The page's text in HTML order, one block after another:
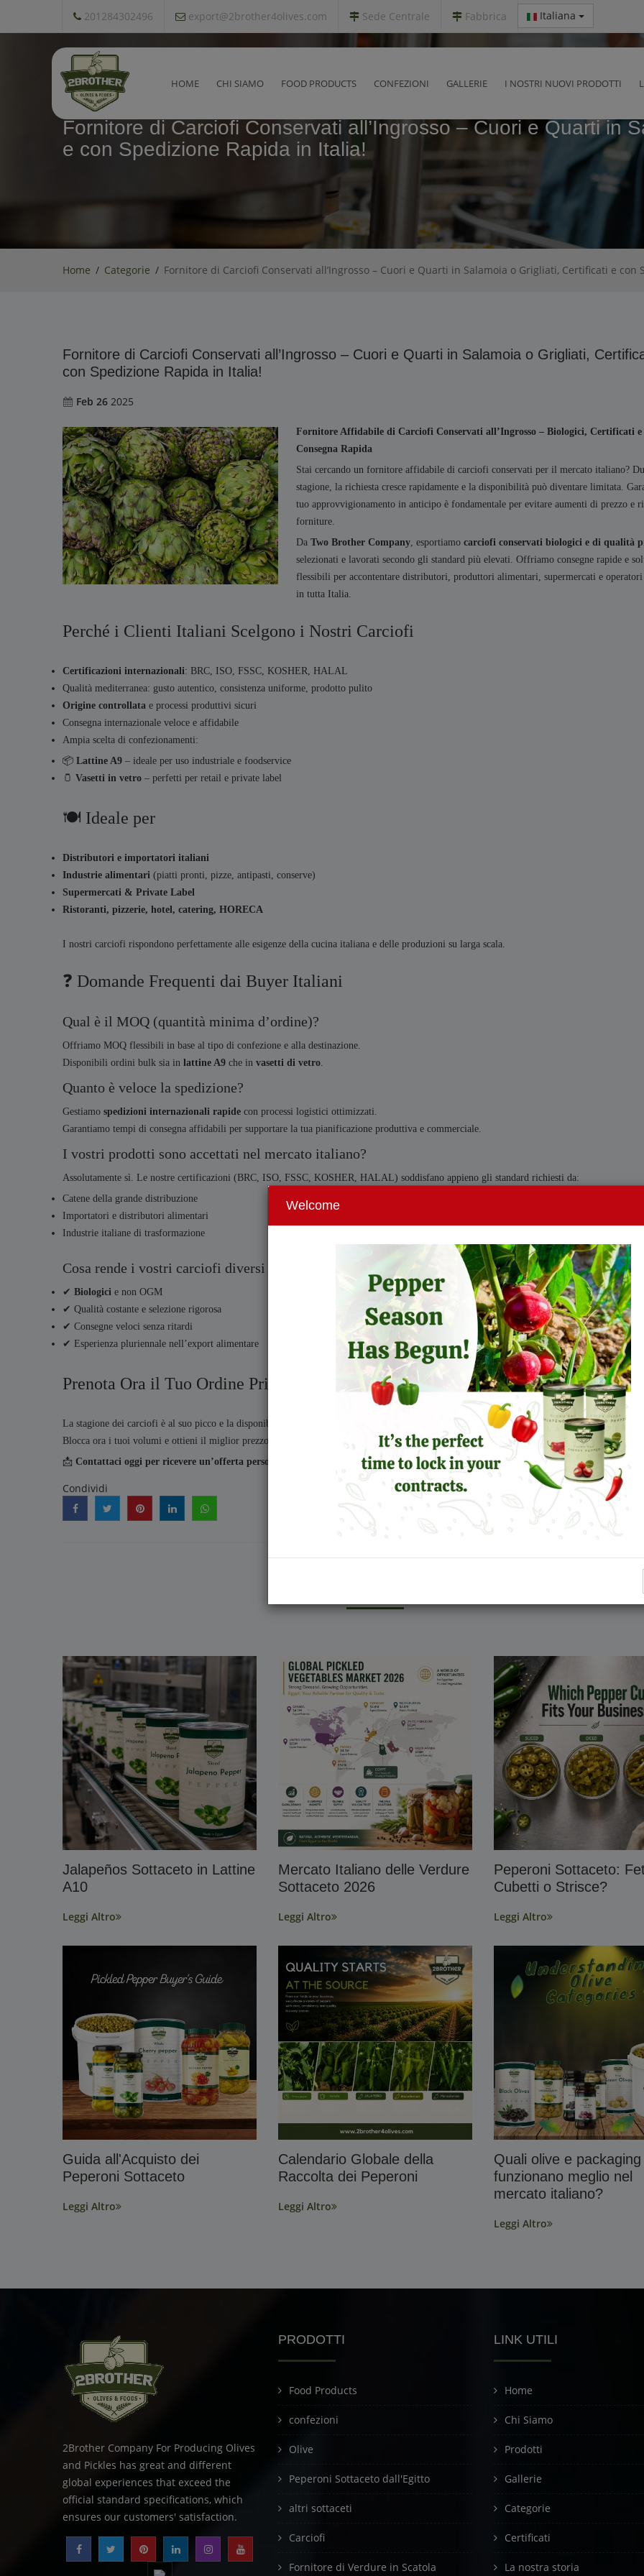
201284302496 export@2brother4olives.com Sede Centrale Fabbrica Italiana
HOME CHI SIAMO FOOD PRODUCTS CONFEZIONI GALLERIE I NOSTRI NUOVI PRODOTTI
Fornitore di Carciofi Conservati all’Ingrosso – Cuori e Quarti in
e con Spedizione Rapida in Italia!
Home Categorie Fornitore di Carciofi Conservati all’Ingrosso – Cuori e Quarti in Salamoia o Grigliati, Certificati e con
Fornitore di Carciofi Conservati all’Ingrosso – Cuori e Quarti in Salamoia o Grigliati,
con Spedizione Rapida in Italia!
Feb 26 2025
Fornitore Affidabile di Carciofi Conservati all’Ingrosso – Biologici, Certificati e
Consegna Rapida
Stai cercando un fornitore affidabile di carciofi conservati per il mercato italiano?
stagione, la richiesta cresce rapidamente e la disponibilità può diventare limitata.
tuo approvvigionamento in anticipo è fondamentale per evitare aumenti di prezzo e
forniture.
Da Two Brother Company, esportiamo carciofi conservati biologici e di qualità
selezionati e lavorati secondo gli standard più elevati. Offriamo consegne rapide e
flessibili per accontentare distributori, produttori alimentari, supermercati e
in tutta Italia.
Perché i Clienti Italiani Scelgono i Nostri Carciofi
Certificazioni internazionali: BRC, ISO, FSSC, KOSHER, HALAL
Qualità mediterranea: gusto autentico, consistenza uniforme, prodotto pulito
Origine controllata e processi produttivi sicuri
Consegna internazionale veloce e affidabile
Ampia scelta di confezionamenti:
📦 Lattine A9 – ideale per uso industriale e foodservice
🫙 Vasetti in vetro – perfetti per retail e private label
🍽 Ideale per
Distributori e importatori italiani
Industrie alimentari (piatti pronti, pizze, antipasti, conserve)
Supermercati & Private Label
Ristoranti, pizzerie, hotel, catering, HORECA
I nostri carciofi rispondono perfettamente alle esigenze della cucina italiana e delle produzioni su larga scala.
❓ Domande Frequenti dai Buyer Italiani
Qual è il MOQ (quantità minima d’ordine)?
Offriamo MOQ flessibili in base al tipo di confezione e alla destinazione.
Disponibili ordini bulk sia in lattine A9 che in vasetti di vetro.
Quanto è veloce la spedizione?
Gestiamo spedizioni internazionali rapide con processi logistici ottimizzati.
Garantiamo tempi di consegna affidabili per supportare la tua pianificazione produttiva e commerciale.
I vostri prodotti sono accettati nel mercato italiano?
Assolutamente sì. Le nostre certificazioni (BRC, ISO, FSSC, KOSHER, HALAL) soddisfano appieno gli standard richiesti da:
Catene della grande distribuzione
Importatori e distributori alimentari
Industrie italiane di trasformazione
Cosa rende i vostri carciofi diversi dalla concorrenza?
✔ Biologici e non OGM
✔ Qualità costante e selezione rigorosa
✔ Consegne veloci senza ritardi
✔ Esperienza pluriennale nell’export alimentare
Prenota Ora il Tuo Ordine Prima che la Stagione Finisca
La stagione dei carciofi è al suo picco e la disponibilità si sta riducendo.
Blocca ora i tuoi volumi e ottieni il miglior prezzo possibile.
📩 Contattaci oggi per ricevere un’offerta personalizzata.
Condividi
Jalapeños Sottaceto in Lattine
A10
Leggi Altro
Mercato Italiano delle Verdure
Sottaceto 2026
Leggi Altro
Peperoni Sottaceto:
Cubetti o Strisce?
Leggi Altro
Guida all'Acquisto dei
Peperoni Sottaceto
Leggi Altro
Calendario Globale della
Raccolta dei Peperoni
Leggi Altro
Quali olive e packaging
funzionano meglio nel
mercato italiano?
Leggi Altro
2Brother Company For Producing Olives
and Pickles has great and different
global experiences that exceed the
official standard specifications, which
ensures our customers' satisfaction.
PRODOTTI
Food Products
confezioni
Olive
Peperoni Sottaceto dall'Egitto
altri sottaceti
Carciofi
Fornitore di Verdure in Scatola
LINK UTILI
Home
Chi Siamo
Prodotti
Gallerie
Categorie
Certificati
La nostra storia
Welcome